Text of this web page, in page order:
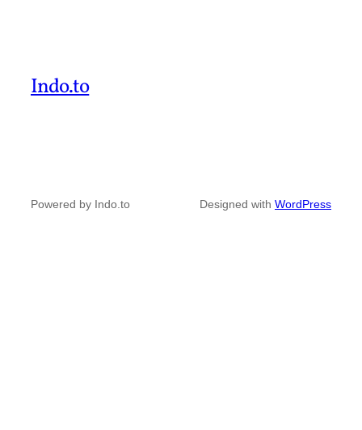
Indo.to
Powered by Indo.to Designed with WordPress